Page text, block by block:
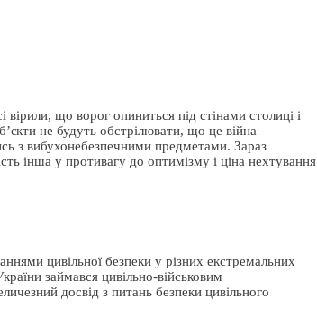
що ворог опиниться під стінами столиці і
не будуть обстрілювати, що це війна
з вибухонебезпечними предметами. Зараз
інша у противагу до оптимізму і ціна нехтування
цивільної безпеки у різних екстремальних
займався цивільно-військовим
досвід з питань безпеки цивільного